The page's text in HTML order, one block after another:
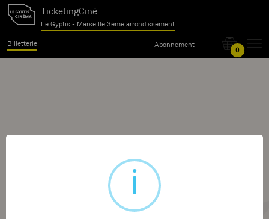
TicketingCiné
Le Gyptis - Marseille 3ème arrondissement
Billetterie Abonnement
0